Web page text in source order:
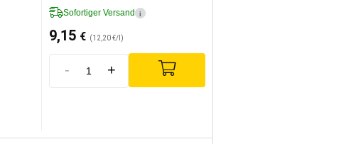
Sofortiger Versand i
9,15 € (12,20 €/l)
- +